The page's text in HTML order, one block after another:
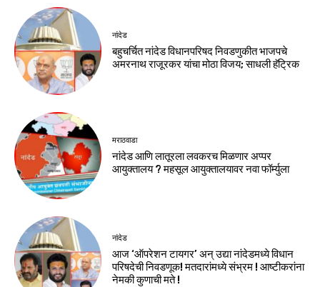
नांदेड
बहुचर्चित नांदेड विधानपरिषद निवडणुकीत भाजपचे
अमरनाथ राजूरकर यांचा मोठा विजय; साधली हॅट्रिक
मराठवाडा
नांदेड आणि लातूरला लवकरच मिळणार अप्पर
आयुक्तालय ? महसूल आयुक्तालयावर नवा फॉर्म्युला
नांदेड
आज ‘ऑपरेशन टायगर’ अन् उद्या नांदेडमध्ये विधान
परिषदेची निवडणूक! मतदारांमध्ये संभ्रम ! आष्टीकरांना
नेमकी कुणाची मते !